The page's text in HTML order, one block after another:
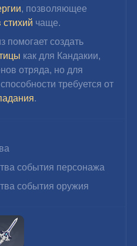
, позволяющее
стихий чаще.
помогает создать
как для Кандакии,
отряда, но для
требуется от
.
события персонажа
события оружия